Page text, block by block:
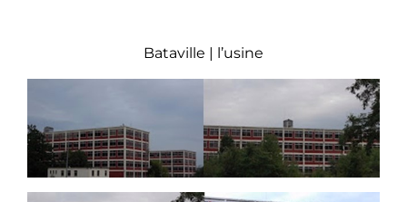
Bataville | l’usine